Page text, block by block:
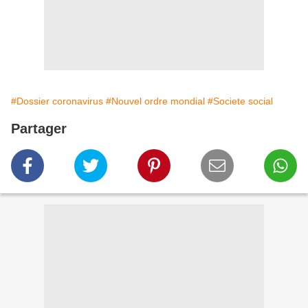
#Dossier coronavirus #Nouvel ordre mondial #Societe social
Partager